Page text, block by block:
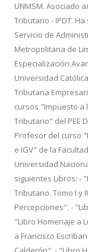
UNMSM. Asociado
Tributario - IPDT.
Servicio de
Metropolitana de
Especialización
Universidad
Tributaria
cursos "Impuesto a
Tributario" del PEE
Profesor del curso
e IGV" de la
Universidad
siguientes Libros: -
Tributario. Tomo I y
Percepciones". -
"Libro Homenaje a
a Francisco